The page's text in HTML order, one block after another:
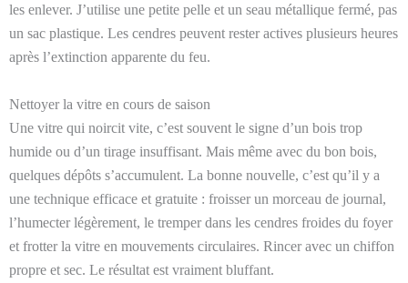
les enlever. J’utilise une petite pelle et un seau métallique fermé, pas
un sac plastique. Les cendres peuvent rester actives plusieurs heures
après l’extinction apparente du feu.
Nettoyer la vitre en cours de saison
Une vitre qui noircit vite, c’est souvent le signe d’un bois trop
humide ou d’un tirage insuffisant. Mais même avec du bon bois,
quelques dépôts s’accumulent. La bonne nouvelle, c’est qu’il y a
une technique efficace et gratuite : froisser un morceau de journal,
l’humecter légèrement, le tremper dans les cendres froides du foyer
et frotter la vitre en mouvements circulaires. Rincer avec un chiffon
propre et sec. Le résultat est vraiment bluffant.